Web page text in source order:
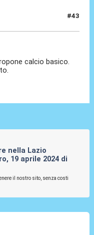
#43
calcio basico.
nella Lazio
19 aprile 2024 di
il nostro sito, senza costi